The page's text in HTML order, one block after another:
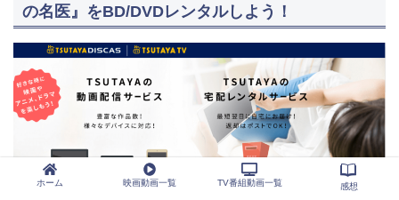
の名医』をBD/DVDレンタルしよう！
ホーム 映画動画一覧 TV番組動画一覧 感想